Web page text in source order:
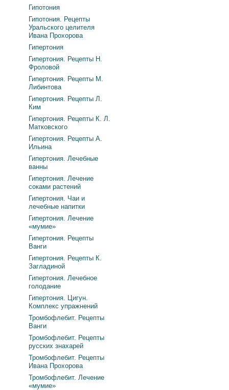
Гипотония
Гипотония. Рецепты
Уральского целителя
Ивана Прохорова
Гипертония
Гипертония. Рецепты Н.
Фроловой
Гипертония. Рецепты М.
Либинтова
Гипертония. Рецепты Л.
Ким
Гипертония. Рецепты К. Л.
Матковского
Гипертония. Рецепты А.
Ильина
Гипертония. Лечебные
ванны
Гипертония. Лечение
соками растений
Гипертония. Чаи и
лечебные напитки
Гипертония. Лечение
«мумие»
Гипертония. Рецепты
Ванги
Гипертония. Рецепты К.
Загладиной
Гипертония. Лечебное
голодание
Гипертония. Цигун.
Комплекс упражнений
Тромбофлебит. Рецепты
Ванги
Тромбофлебит. Рецепты
русских знахарей
Тромбофлебит. Рецепты
Ивана Прохорова
Тромбофлебит. Лечение
«мумие»